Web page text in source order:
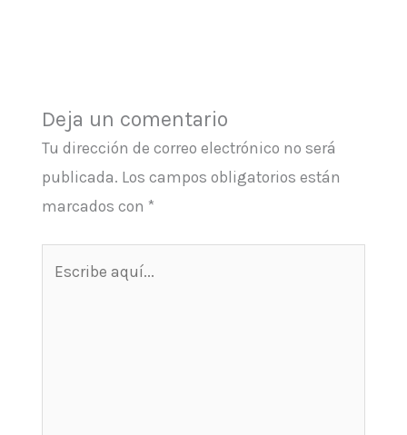
Deja un comentario
Tu dirección de correo electrónico no será
publicada. Los campos obligatorios están
marcados con *